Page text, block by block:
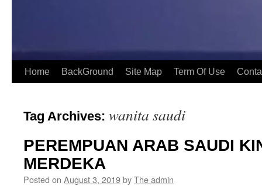
Home BackGround Site Map Term Of Use
Tag Archives: wanita saudi
PEREMPUAN ARAB SAUDI
MERDEKA
Posted on August 3, 2019byThe admin